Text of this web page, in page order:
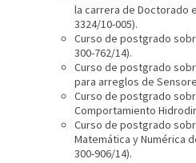
la carrera de Doctorado
3324/10-005).
Curso de postgrado
300-762/14).
Curso de postgrado
para arreglos de
Curso de postgrado
Comportamiento
Curso de postgrado
Matemática y Numérica
300-906/14).